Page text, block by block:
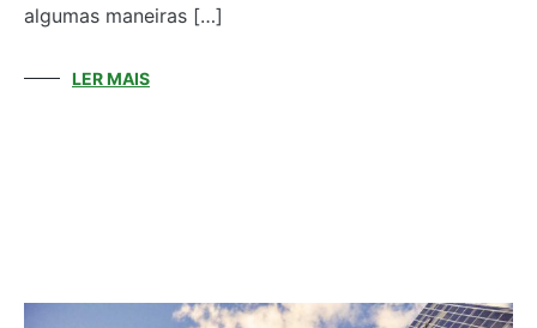
algumas maneiras […]
LER MAIS